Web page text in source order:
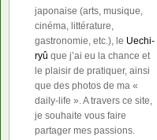
japonaise (arts, musique,
cinéma, littérature,
gastronomie, etc.), le Uechi-
ryû que j’ai eu la chance et
le plaisir de pratiquer, ainsi
que des photos de ma «
daily-life ». A travers ce site,
je souhaite vous faire
partager mes passions.